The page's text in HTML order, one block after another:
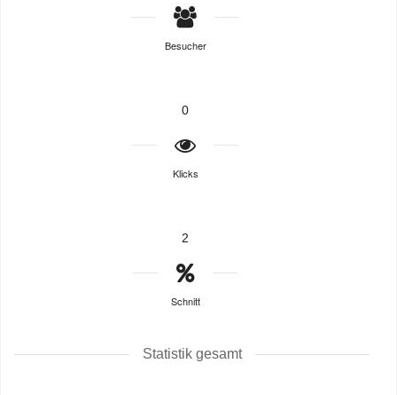
Besucher
0
Klicks
2
Schnitt
Statistik gesamt